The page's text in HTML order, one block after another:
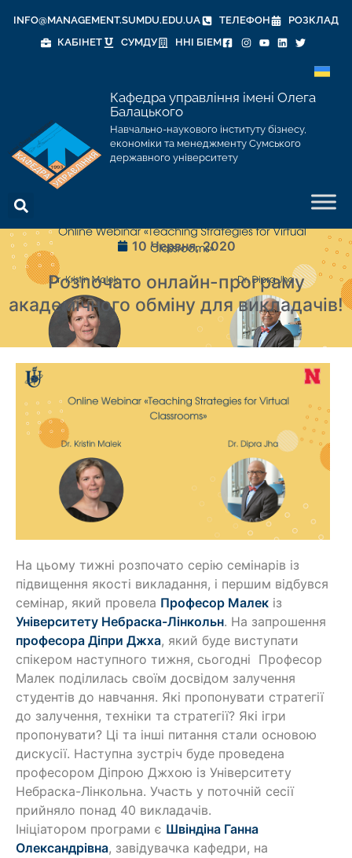
INFO@MANAGEMENT.SUMDU.EDU.UA ТЕЛЕФОН
РОЗКЛАД
КАБІНЕТ
СУМДУ ННІ БІЕМ
Кафедра управління імені Олега
Балацького
Навчально-наукового інституту бізнесу,
економіки та менеджменту Сумського
державного університету
10 Червня, 2020
Розпочато онлайн-програму
академічного обміну для викладачів!
На цьому тижні розпочато серію семінарів із
підвищення якості викладання, і першим відбувся
семінар, який провела Професор Малек із
Університету Небраска-Лінкольн. На запрошення
професора Діпри Джха, який буде виступати
спікером наступного тижня, сьогодні Професор
Малек поділилась своїм досвідом залучення
студентів до навчання. Які пропонувати стратегії
до залучення, техніки та стратегії? Які ігри
пропонувати? Ці та інші питання стали основою
дискусії. Наступна зустріч буде проведена
професором Діпрою Джхою із Університету
Небраска-Лінкольна. Участь у поточній сесії
прийняло понад 40 викладачів.
Ініціатором програми є Швіндіна Ганна
Олександрівна, завідувачка кафедри, на